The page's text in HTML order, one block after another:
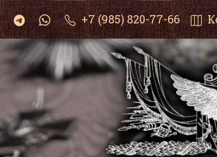
+7 (985) 820-77-66